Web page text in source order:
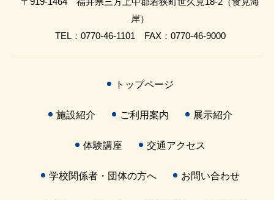
岸）
TEL：0770-46-1101 FAX：0770-46-9000
トップページ
施設紹介 ご利用案内 展示紹介
体験講座 交通アクセス
学校関係者・団体の方へ お問い合わせ